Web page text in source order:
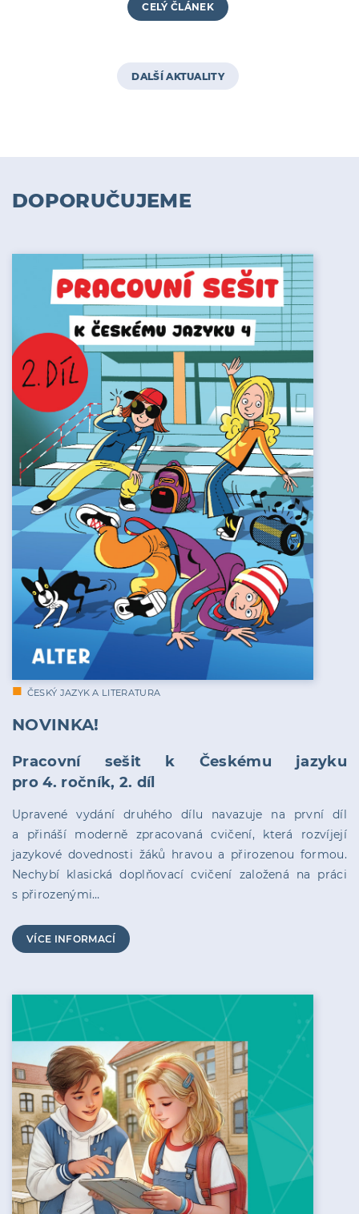
CELÝ ČLÁNEK
DALŠÍ AKTUALITY
DOPORUČUJEME
ČESKÝ JAZYK A LITERATURA
NOVINKA!
Pracovní sešit k Českému jazyku
pro 4. ročník, 2. díl
Upravené vydání druhého dílu navazuje na první díl
a přináší moderně zpracovaná cvičení, která rozvíjejí
jazykové dovednosti žáků hravou a přirozenou formou.
Nechybí klasická doplňovací cvičení založená na práci
s přirozenými…
VÍCE INFORMACÍ